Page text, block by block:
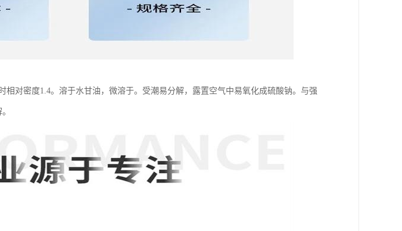
相对密度1.4。溶于水甘油，微溶于。受潮易分解，露置空气中易氧化成硫酸钠。与强